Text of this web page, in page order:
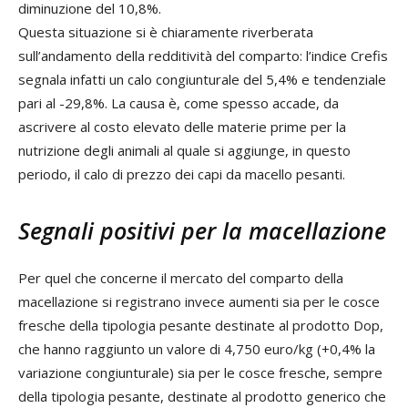
diminuzione del 10,8%.
Questa situazione si è chiaramente riverberata
sull’andamento della redditività del comparto: l’indice Crefis
segnala infatti un calo congiunturale del 5,4% e tendenziale
pari al -29,8%. La causa è, come spesso accade, da
ascrivere al costo elevato delle materie prime per la
nutrizione degli animali al quale si aggiunge, in questo
periodo, il calo di prezzo dei capi da macello pesanti.
Segnali positivi per la macellazione
Per quel che concerne il mercato del comparto della
macellazione si registrano invece aumenti sia per le cosce
fresche della tipologia pesante destinate al prodotto Dop,
che hanno raggiunto un valore di 4,750 euro/kg (+0,4% la
variazione congiunturale) sia per le cosce fresche, sempre
della tipologia pesante, destinate al prodotto generico che